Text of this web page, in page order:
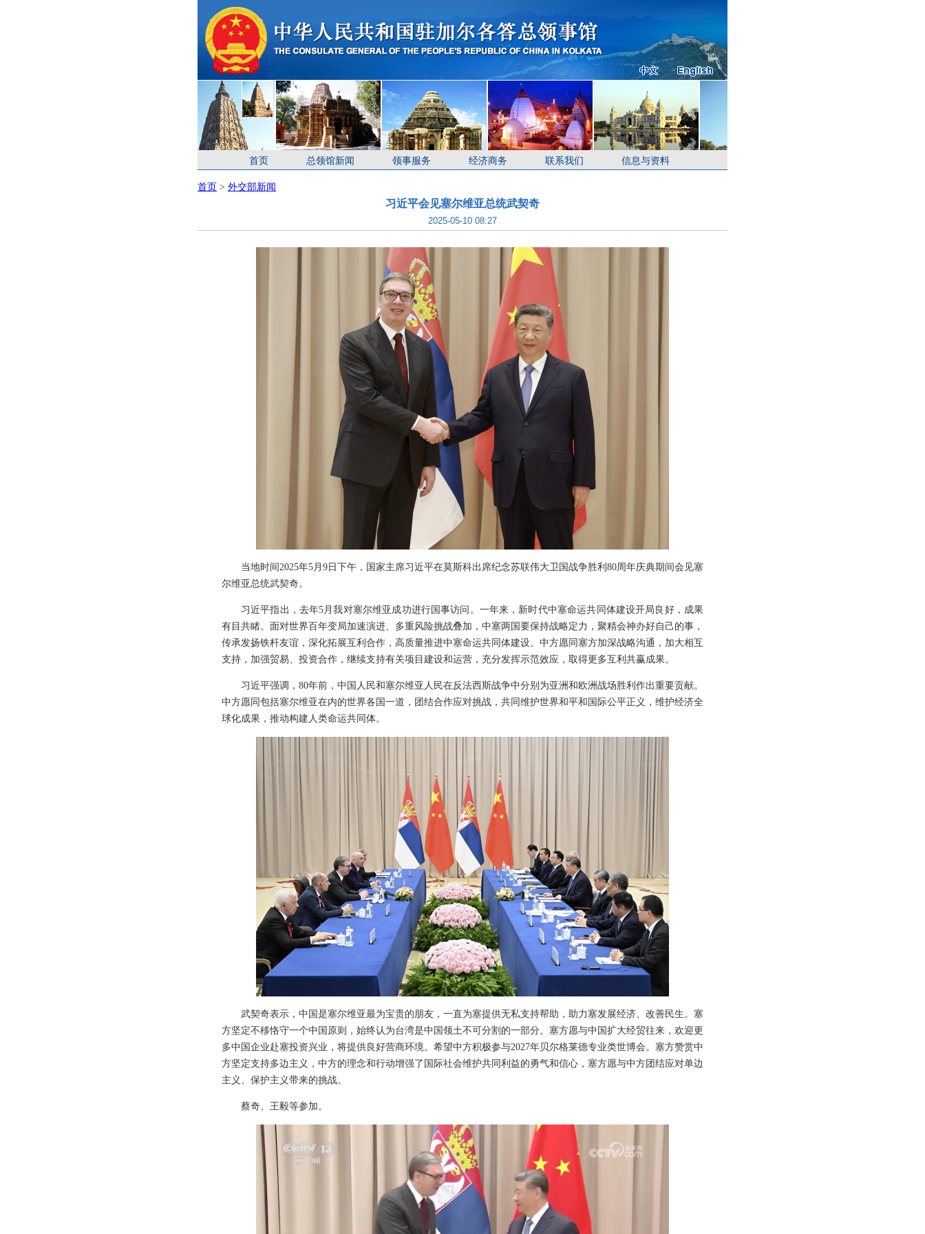
首页 总领馆新闻 领事服务 经济商务 联系我们 信息与资料
首页 > 外交部新闻
习近平会见塞尔维亚总统武契奇
2025-05-10 08:27
当地时间2025年5月9日下午，国家主席习近平在莫斯科出席纪念苏联伟大卫国战争胜利80周年庆典期间会见塞
尔维亚总统武契奇。
习近平指出，去年5月我对塞尔维亚成功进行国事访问。一年来，新时代中塞命运共同体建设开局良好，成果
有目共睹。面对世界百年变局加速演进、多重风险挑战叠加，中塞两国要保持战略定力，聚精会神办好自己的事，
传承发扬铁杆友谊，深化拓展互利合作，高质量推进中塞命运共同体建设。中方愿同塞方加深战略沟通，加大相互
支持，加强贸易、投资合作，继续支持有关项目建设和运营，充分发挥示范效应，取得更多互利共赢成果。
习近平强调，80年前，中国人民和塞尔维亚人民在反法西斯战争中分别为亚洲和欧洲战场胜利作出重要贡献。
中方愿同包括塞尔维亚在内的世界各国一道，团结合作应对挑战，共同维护世界和平和国际公平正义，维护经济全
球化成果，推动构建人类命运共同体。
武契奇表示，中国是塞尔维亚最为宝贵的朋友，一直为塞提供无私支持帮助，助力塞发展经济、改善民生。塞
方坚定不移恪守一个中国原则，始终认为台湾是中国领土不可分割的一部分。塞方愿与中国扩大经贸往来，欢迎更
多中国企业赴塞投资兴业，将提供良好营商环境。希望中方积极参与2027年贝尔格莱德专业类世博会。塞方赞赏中
方坚定支持多边主义，中方的理念和行动增强了国际社会维护共同利益的勇气和信心，塞方愿与中方团结应对单边
主义、保护主义带来的挑战。
蔡奇、王毅等参加。